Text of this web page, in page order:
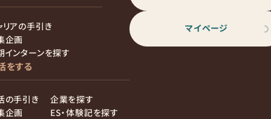
リアの手引き
企画
インターンを探す
をする
の手引き
企画
企業を探す
ES・体験記を探す
マイページ